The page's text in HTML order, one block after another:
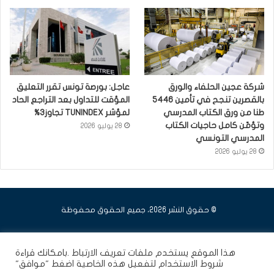
شركة عجين الحلفاء والورق
بالقصرين تنجح في تأمين 5446
طنا من ورق الكتاب المدرسي
وتؤمّن كامل حاجيات الكتاب
المدرسي التونسي
28 يوليو 2026
عاجل: بورصة تونس تقرر التعليق
المؤقت للتداول بعد التراجع الحاد
لمؤشر TUNINDEX تجاوز3%
28 يوليو 2026
© حقوق النشر 2026، جميع الحقوق محفوظة
هذا الموقع يستخدم ملفات تعريف الارتباط .بامكانك قراءة
شروط الاستخدام لتفعيل هذه الخاصية اضغط "موافق"